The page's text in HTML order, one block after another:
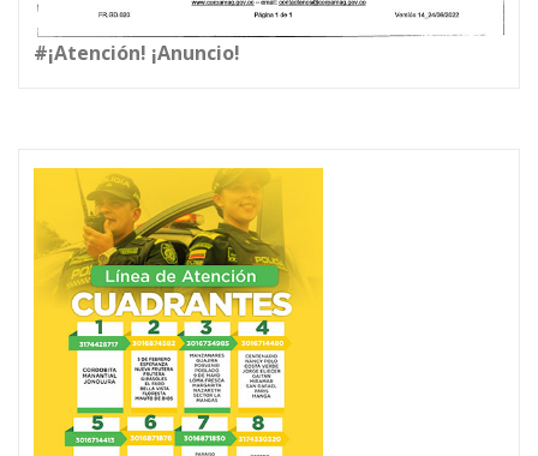
#¡Atención! ¡Anuncio!